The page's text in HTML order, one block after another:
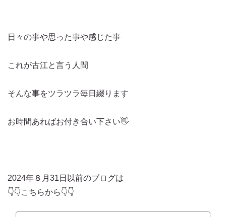
日々の事や思った事や感じた事
これが古江と言う人間
そんな事をツラツラ毎日綴ります
お時間あればお付き合い下さい👋
2024年８月31日以前のブログは
👇👇こちらから👇👇